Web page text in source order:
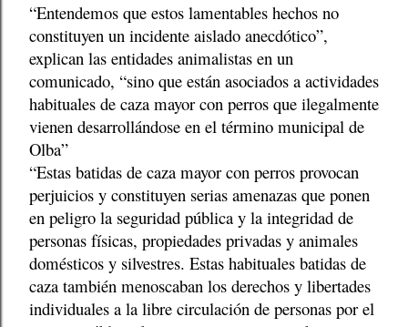
“Entendemos que estos lamentables hechos no
constituyen un incidente aislado anecdótico”,
explican las entidades animalistas en un
comunicado, “sino que están asociados a actividades
habituales de caza mayor con perros que ilegalmente
vienen desarrollándose en el término municipal de
Olba”
“Estas batidas de caza mayor con perros provocan
perjuicios y constituyen serias amenazas que ponen
en peligro la seguridad pública y la integridad de
personas físicas, propiedades privadas y animales
domésticos y silvestres. Estas habituales batidas de
caza también menoscaban los derechos y libertades
individuales a la libre circulación de personas por el